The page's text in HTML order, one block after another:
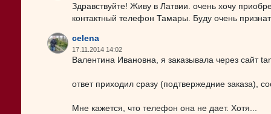
Здравствуйте! Живу в Латвии. очень хочу
контактный телефон Тамары. Буду очень
celena
17.11.2014 14:02
Валентина Ивановна, я заказывала через сайт
ответ приходил сразу (подтвержедние заказа),
Мне кажется, что телефон она не дает. Хотя...